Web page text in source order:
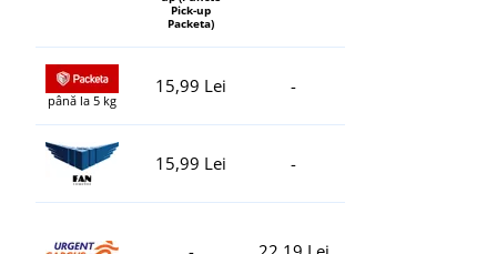
Pick-up
Packeta)
până la 5 kg
15,99 Lei -
15,99 Lei -